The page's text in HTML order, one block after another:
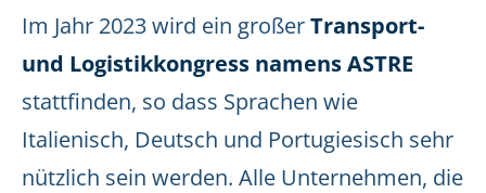
Im Jahr 2023 wird ein großerTransport-
und Logistikkongress namens ASTRE
stattfinden, so dass Sprachen wie
Italienisch, Deutsch und Portugiesisch sehr
nützlich sein werden. Alle Unternehmen, die